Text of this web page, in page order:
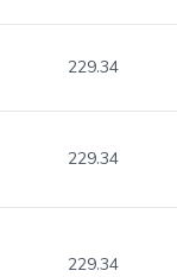
229.34
229.34
229.34